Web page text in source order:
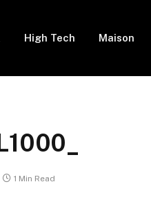
High Tech Maison
1 Min Read